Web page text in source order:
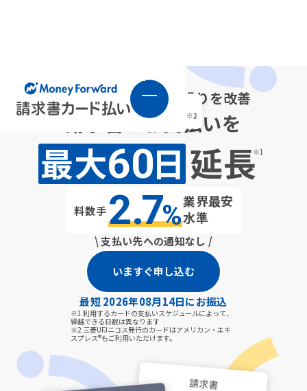
借り入れせずに資 金繰りを改善
請求書のお 支払いを
最大60日 延長※1
手数料 2.7%業界最安
水準
\ 支払い先への通知 なし /
いますぐ申し込む
最短 2026年08月14日にお振込
※1 利用するカードの支払いスケジュールによって、
繰越できる日数は異なります
※2 三菱UFJニコス発行のカードはアメリカン・エキ
スプレス®もご利用いただけます。